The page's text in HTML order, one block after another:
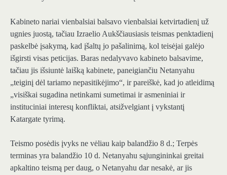
Kabineto nariai vienbalsiai balsavo vienbalsiai ketvirtadienį už
ugnies juostą, tačiau Izraelio Aukščiausiasis teismas penktadienį
paskelbė įsakymą, kad įšaltų jo pašalinimą, kol teisėjai galėjo
išgirsti visas peticijas. Baras nedalyvavo kabineto balsavime,
tačiau jis išsiuntė laišką kabinete, paneigiančiu Netanyahu
„teiginį dėl tariamo nepasitikėjimo“, ir pareiškė, kad jo atleidimą
„visiškai sugadina netinkami sumetimai ir asmeniniai ir
instituciniai interesų konfliktai, atsižvelgiant į vykstantį
Katargate tyrimą.
Teismo posėdis įvyks ne vėliau kaip balandžio 8 d.; Terpės
terminas yra balandžio 10 d. Netanyahu sąjungininkai greitai
apkaltino teismą per daug, o Netanyahu dar nesakė, ar jis